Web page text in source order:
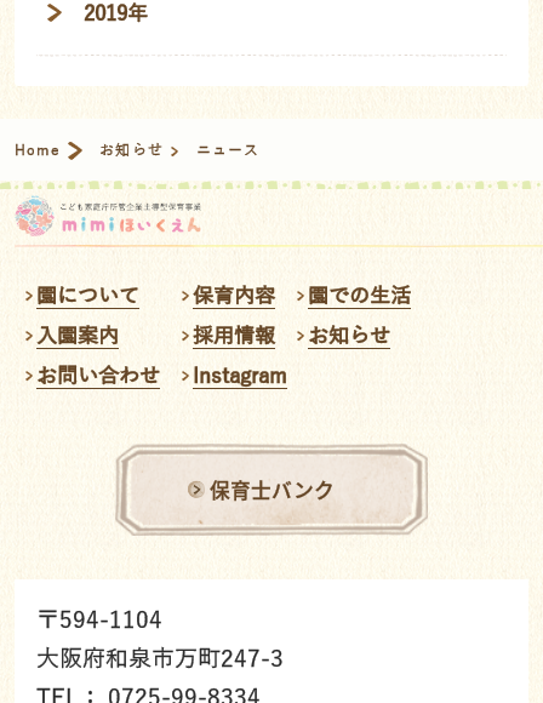
2019年
Home お知らせ ニュース
園について 保育内容
園での生活
入園案内
採用情報
お知らせ
お問い合わせ
Instagram
〒594-1104
大阪府和泉市万町247-3
TEL： 0725-99-8334
保育士バンク